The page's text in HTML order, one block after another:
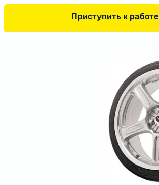
Приступить к работе